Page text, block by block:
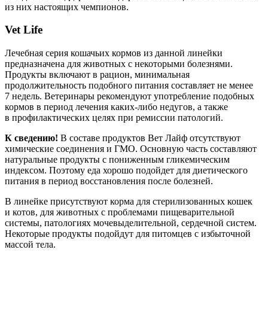
из них настоящих чемпионов.
Vet Life
Лечебная серия кошачьих кормов из данной линейки
предназначена для животных с некоторыми болезнями.
Продукты включают в рацион, минимальная
продолжительность подобного питания составляет не менее
7 недель. Ветеринары рекомендуют употребление подобных
кормов в период лечения каких-либо недугов, а также
в профилактических целях при ремиссии патологий.
К сведению! В составе продуктов Вет Лайф отсутствуют
химические соединения и ГМО. Основную часть составляют
натуральные продукты с пониженным гликемическим
индексом. Поэтому еда хорошо подойдет для диетического
питания в период восстановления после болезней.
В линейке присутствуют корма для стерилизованных кошек
и котов, для животных с проблемами пищеварительной
системы, патологиях мочевыделительной, сердечной систем.
Некоторые продукты подойдут для питомцев с избыточной
массой тела.